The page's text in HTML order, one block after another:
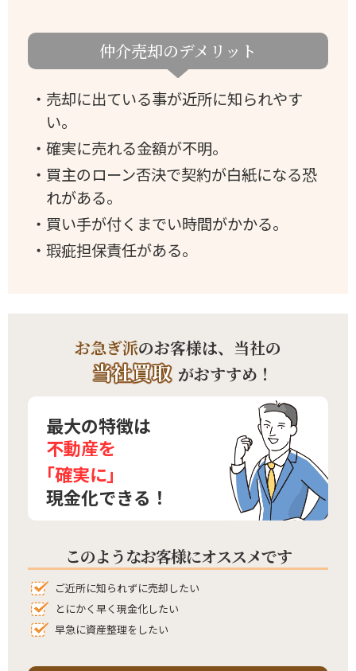
仲介売却のデメリット
・売却に出ている事が近所に知られやす
い。
・確実に売れる金額が不明。
・買主のローン否決で契約が白紙になる恐
れがある。
・買い手が付くまでい時間がかかる。
・瑕疵担保責任がある。
お急ぎ派のお客様は、当社の
当社買取 がおすすめ！
最大の特徴は
不動産を
「確実に」
現金化できる！
このようなお客様にオススメです
ご近所に知られずに売却したい
とにかく早く現金化したい
早急に資産整理をしたい